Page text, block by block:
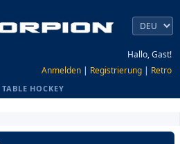
Hallo, Gast!
Anmelden | Registrierung | Retro
TABLE HOCKEY